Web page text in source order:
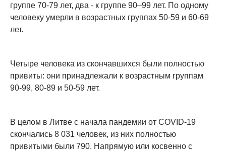
группе 70-79 лет, два - к группе 90–99 лет. По одному
человеку умерли в возрастных группах 50-59 и 60-69
лет.
Четыре человека из скончавшихся были полностью
привиты: они принадлежали к возрастным группам
90-99, 80-89 и 50-59 лет.
В целом в Литве с начала пандемии от COVID-19
скончались 8 031 человек, из них полностью
привитыми были 790. Напрямую или косвенно с